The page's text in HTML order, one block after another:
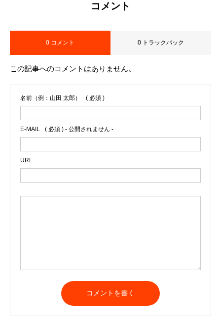
コメント
0 コメント 0 トラックバック
この記事へのコメントはありません。
名前（例：山田 太郎） ( 必須 )
E-MAIL ( 必須 ) - 公開されません -
URL